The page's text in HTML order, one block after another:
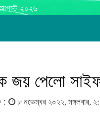
আগস্ট ২০২৬
জয় পেলো
: ৮ নভেম্বর ২০২২, মঙ্গলবার,